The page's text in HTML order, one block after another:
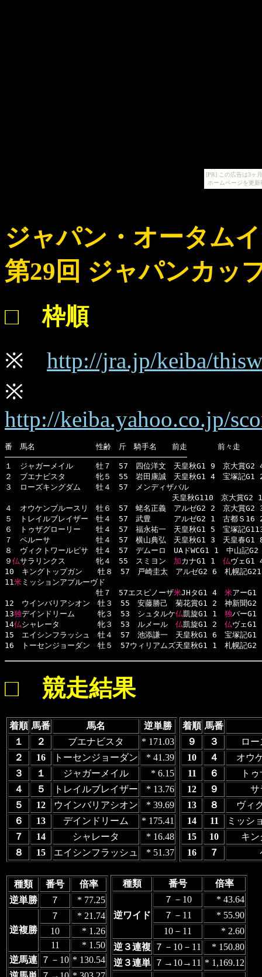
[PR] この広告は3ヶ
ホームページを更
ジャパン・オータム
第29回 ジャパンカッ
□ 枠順
※ http://jra.jp/keiba/
※
http://keiba.yahoo.co.jp/
番　馬名　　　　　　　　性齢　斤　騎手名　　前走　　　　前々走　　
―――――――――――――――――――――――――――――――――――――――
１　ジャガーメイル　　　牡７　57　四位洋文　天皇秋G1 9　京大賞
２　ブエナビスタ　　　　牝５　55　岩田康誠　天皇秋G1 4　宝塚記G1
３　ローズキングダム　　牡４　57　メンディザバル
天皇秋G110　京大賞G2 1　宝塚
４　オウケンブルースリ　牡６　57　蛯名正義　アルゼG2 2　京大賞G2
５　トレイルブレイザー　牡４　57　武豊　　　アルゼG2 1　古都Ｓ16
６　トゥザグローリー　　牡４　57　福永祐一　天皇秋G1 5　宝塚記
７　ペルーサ　　　　　　牡４　57　横山典弘　天皇秋G1 3　天皇春G1
８　ヴィクトワールピサ　牡４　57　デムーロ　UAドWCG1 1　中山記
９ 仏サラリンクス　　　　牝４　55　スミヨン 加カナG1 1 仏ヴェ
10　キングトップガン　　牡８　57　戸崎圭太　アルゼG2 6　札幌記
11 米 ミッションアプルーヴド
牡７　57エスピノーザ米JHタG1 4 米アー
12　ウインバリアシオン　牡３　55　安藤勝己　菊花賞G1 2　神新聞
13独デインドリーム　　　牝３　53　シュタルケ仏凱旋G1 1 独バー
14仏シャレータ　　　　　牝３　53　ルメール 仏凱旋G1 2 仏ヴェ
15　エイシンフラッシュ　牡４　57　池添謙一　天皇秋G1 6　宝塚記
16　トーセンジョーダン　牡５　57ウィリアムズ天皇秋G1 1　札幌記
□ 競走結果
着順 馬番 馬名
逆単勝
１
２ ブエナビスタ
* 171.03
２
16 トーセンジョーダン
* 41.39
３
１ ジャガーメイル
* 6.15
４
５ トレイルブレイザー
* 13.76
５
12 ウインバリアシオン
* 39.69
６
13 デインドリーム
* 175.41
７
14 シャレータ
* 16.48
８
15 エイシンフラッシュ * 51.37
着順 馬番
９
３
ロ
10
４
オウ
11
６
ト
12
９
サ
13
８
ヴィ
14
11
ミッシ
15
10
キン
16
７
種類 番号
倍率
逆単勝
７ * 77.25
逆複勝
７
* 21.74
10
* 1.26
11
* 1.50
逆馬連 ７－10 * 130.54
種類 番号 倍率
逆ワイド
７－10
* 43.64
７－11
* 55.90
10－11
* 2.60
逆３連複 ７－10－11
* 150.80
逆３連単 ７→10→11 * 1,169.12